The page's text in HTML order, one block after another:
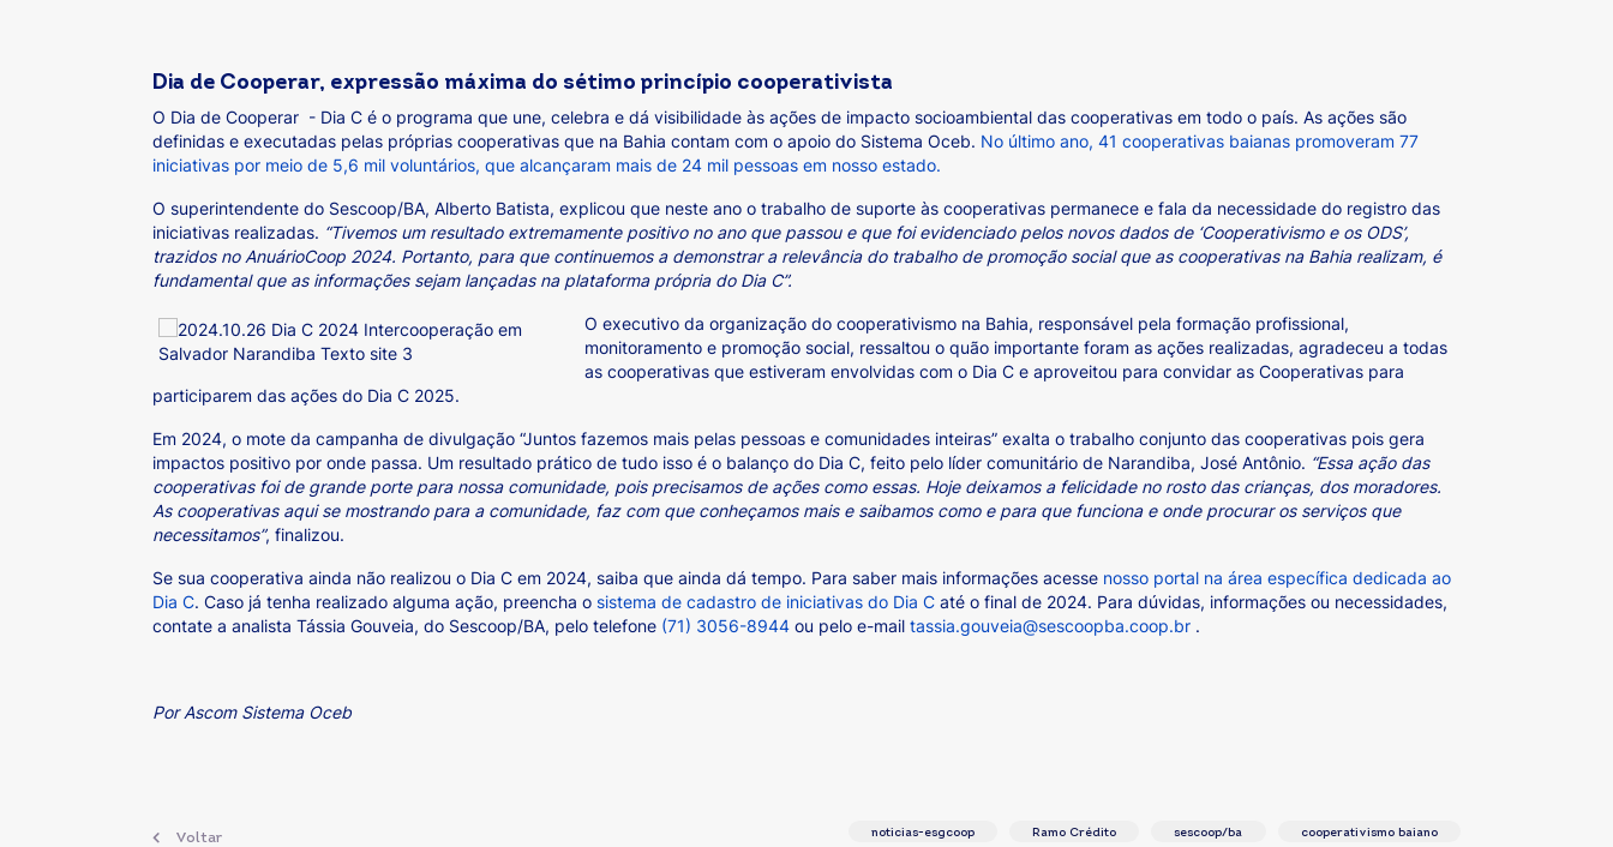
Dia de Cooperar, expressão máxima do sétimo princípio cooperativista
O Dia de Cooperar - Dia C é o programa que une, celebra e dá visibilidade às ações de impacto socioambiental das cooperativas em todo o país. As ações são
definidas e executadas pelas próprias cooperativas que na Bahia contam com o apoio do Sistema Oceb. No último ano, 41 cooperativas baianas promoveram 77
iniciativas por meio de 5,6 mil voluntários, que alcançaram mais de 24 mil pessoas em nosso estado.
O superintendente do Sescoop/BA, Alberto Batista, explicou que neste ano o trabalho de suporte às cooperativas permanece e fala da necessidade do registro das
iniciativas realizadas. “Tivemos um resultado extremamente positivo no ano que passou e que foi evidenciado pelos novos dados de ‘Cooperativismo e os ODS’,
trazidos no AnuárioCoop 2024. Portanto, para que continuemos a demonstrar a relevância do trabalho de promoção social que as cooperativas na Bahia realizam, é
fundamental que as informações sejam lançadas na plataforma própria do Dia C”.
O executivo da organização do cooperativismo na Bahia, responsável pela formação profissional,
monitoramento e promoção social, ressaltou o quão importante foram as ações realizadas, agradeceu a todas
as cooperativas que estiveram envolvidas com o Dia C e aproveitou para convidar as Cooperativas para
participarem das ações do Dia C 2025.
Em 2024, o mote da campanha de divulgação “Juntos fazemos mais pelas pessoas e comunidades inteiras” exalta o trabalho conjunto das cooperativas pois gera
impactos positivo por onde passa. Um resultado prático de tudo isso é o balanço do Dia C, feito pelo líder comunitário de Narandiba, José Antônio. “Essa ação das
cooperativas foi de grande porte para nossa comunidade, pois precisamos de ações como essas. Hoje deixamos a felicidade no rosto das crianças, dos moradores.
As cooperativas aqui se mostrando para a comunidade, faz com que conheçamos mais e saibamos como e para que funciona e onde procurar os serviços que
necessitamos”, finalizou.
Se sua cooperativa ainda não realizou o Dia C em 2024, saiba que ainda dá tempo. Para saber mais informações acesse nosso portal na área específica dedicada ao
Dia C. Caso já tenha realizado alguma ação, preencha o sistema de cadastro de iniciativas do Dia C até o final de 2024. Para dúvidas, informações ou necessidades,
contate a analista Tássia Gouveia, do Sescoop/BA, pelo telefone (71) 3056-8944 ou pelo e-mail tassia.gouveia@sescoopba.coop.br .
Por Ascom Sistema Oceb
Voltar noticias-esgcoop Ramo Crédito sescoop/ba cooperativismo baiano